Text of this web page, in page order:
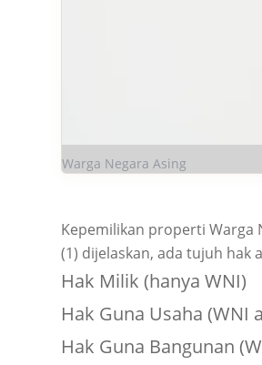
Warga Negara Asing
Kepemilikan properti Warga
(1) dijelaskan, ada tujuh hak
Hak Milik (hanya WNI)
Hak Guna Usaha (WNI
Hak Guna Bangunan